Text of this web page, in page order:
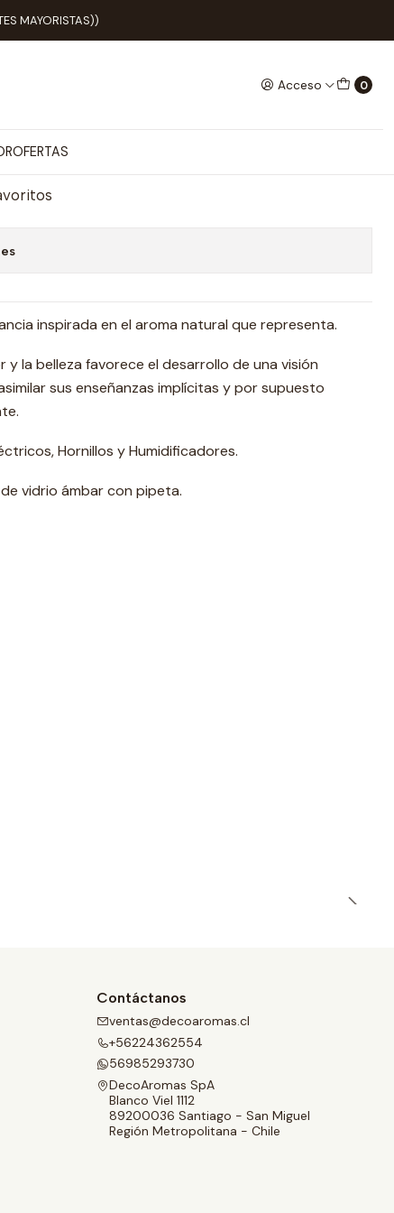
Acceso 0
OFERTAS
MAYORISTAS))
al Carro
inspirada en el aroma natural que representa.
y la belleza favorece el desarrollo de una visión
sus enseñanzas implícitas y por supuesto
Hornillos y Humidificadores.
vidrio ámbar con pipeta.
Contáctanos
ventas@decoaromas.cl
+56224362554
56985293730
DecoAromas SpA
Blanco Viel 1112
89200036 Santiago - San Miguel
Región Metropolitana - Chile